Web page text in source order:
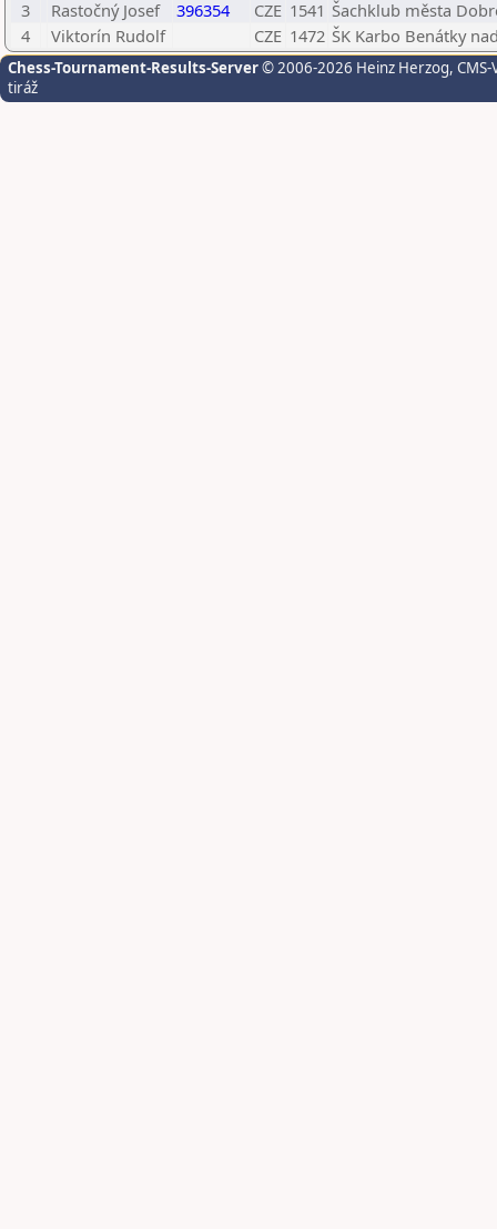
3
Rastočný Josef 396354 CZE 1541 Šachklub města
4
Viktorín Rudolf CZE 1472 ŠK Karbo Benátky
Chess-Tournament-Results-Server© 2006-2026 Heinz Herzog,
tiráž